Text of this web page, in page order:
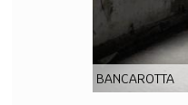
BANCAROTTA